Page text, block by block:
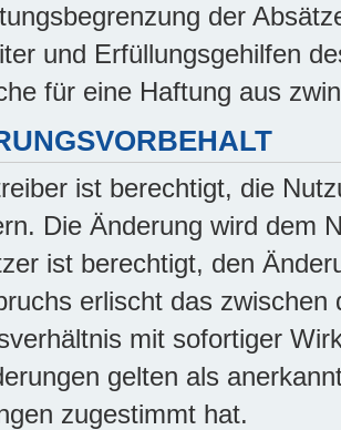
der
und Erfüllungsgehilfen
für eine Haftung aus
ist berechtigt, die
Die Änderung wird dem
ist berechtigt, den
erlischt das
mit sofortiger
gelten als
zugestimmt hat.